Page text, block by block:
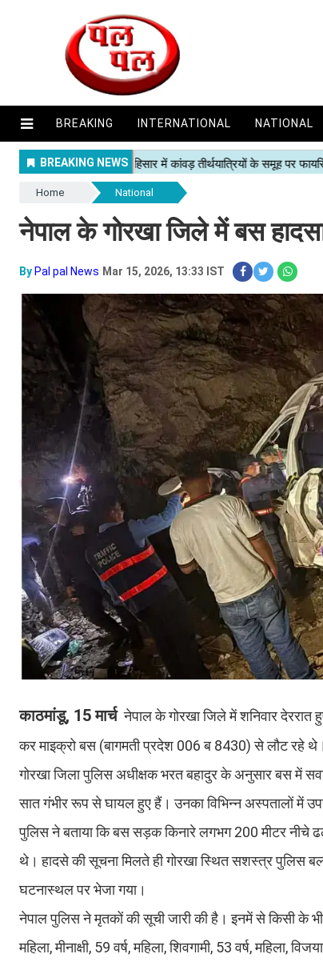
BREAKING INTERNATIONAL NATIONAL
Home National
नेपाल के गोरखा जिले में बस हादसा,
By Pal pal News Mar 15, 2026, 13:33 IST
काठमांडू, 15 मार्च नेपाल के गोरखा जिले में शनिवार देररात
कर माइक्रो बस (बागमती प्रदेश 006 ब 8430) से लौट रहे
गोरखा जिला पुलिस अधीक्षक भरत बहादुर के अनुसार बस में
सात गंभीर रूप से घायल हुए हैं। उनका विभिन्न अस्पतालों में
पुलिस ने बताया कि बस सड़क किनारे लगभग 200 मीटर नीचे
थे। हादसे की सूचना मिलते ही गोरखा स्थित सशस्त्र पुलिस बल
घटनास्थल पर भेजा गया।
नेपाल पुलिस ने मृतकों की सूची जारी की है। इनमें से किसी के
महिला, मीनाक्षी, 59 वर्ष, महिला, शिवगामी, 53 वर्ष, महिला,